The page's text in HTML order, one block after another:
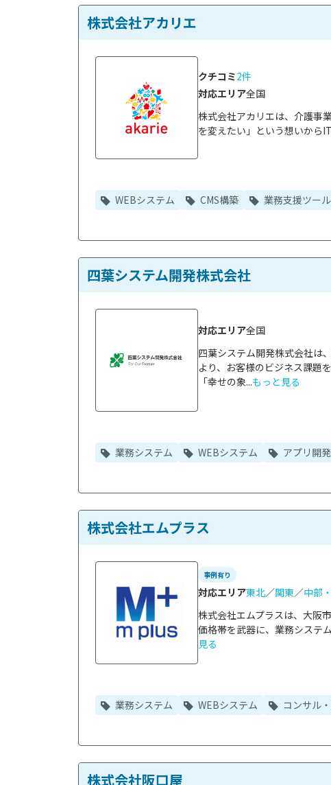
株式会社アカリエ
株式会社アカリエは、介護事
を変えたい」という想いから
クチコミ2件
対応エリア全国
WEBシステム CMS構築 業務支援ツー
四葉システム開発株式会社
四葉システム開発株式会社は
より、お客様のビジネス課題
「幸せの象...もっと見る
対応エリア全国
業務システム WEBシステム アプリ開発
株式会社エムプラス
株式会社エムプラスは、大阪
価格帯を武器に、業務システ
見る
事例有り
対応エリア東北／関東／中部
業務システム WEBシステム コンサル
株式会社阪口屋